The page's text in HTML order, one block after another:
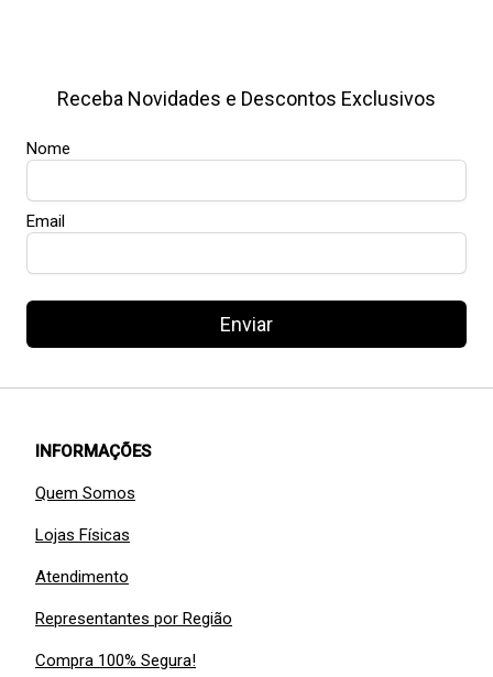
Receba Novidades e Descontos Exclusivos
Nome
Email
Enviar
INFORMAÇÕES
Quem Somos
Lojas Físicas
Atendimento
Representantes por Região
Compra 100% Segura!